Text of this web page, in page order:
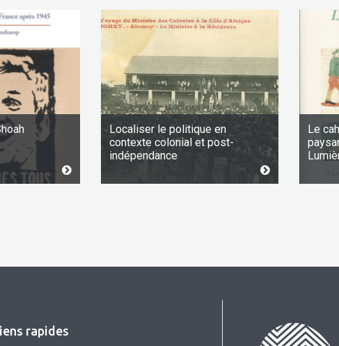
Localiser le politique en
contexte colonial et post-
indépendance
Le
rapides